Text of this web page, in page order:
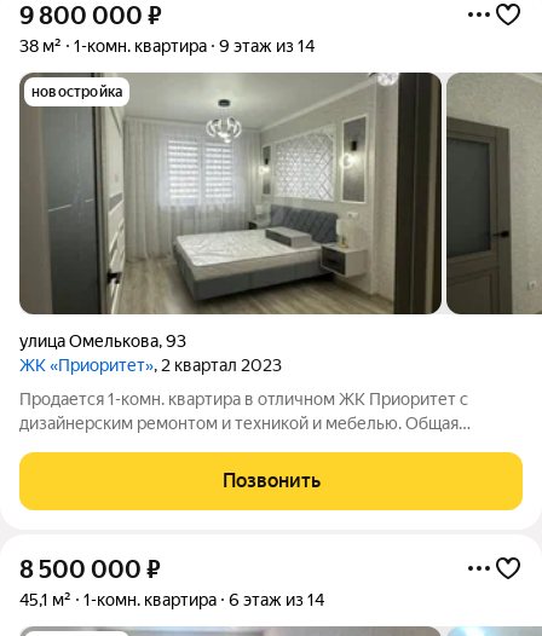
9 800 000 ₽
38 м² 1-комн. квартира 9 этаж из 14
новостройка
улица Омелькова,93
ЖК «Приоритет», 2 квартал 2023
Продается 1-комн. квартира в отличном ЖК Приоритет с
дизайнерским ремонтом и техникой и мебелью. Общая
с использованием качественных материалов, полностью
оборудована для проживания. Очень
Позвонить
8 500 000 ₽
45,1 м² 1-комн. квартира 6 этаж из 14